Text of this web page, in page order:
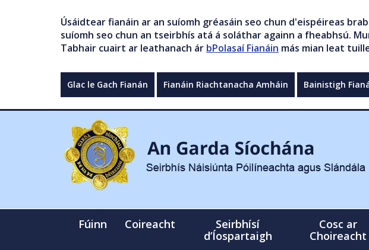
Úsáidtear fianáin ar an suíomh gréasáin seo chun d'eispéireas
suíomh seo chun an tseirbhís atá á soláthar againn a fheabhsú.
Tabhair cuairt ar leathanach ár bPolasaí Fianáin más mian leat
Glac le Gach Fianán Fianáin Riachtanacha Amháin Bainistigh
Fúinn Coireacht
Seirbhísí
d’Íospartaigh
Cosc ar
Choireacht